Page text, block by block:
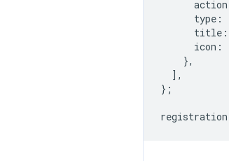
action
type :
title :
icon :
},
],
};
registration